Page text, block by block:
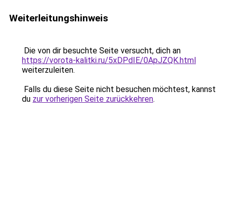
Weiterleitungshinweis
Die von dir besuchte Seite versucht, dich an
https://vorota-kalitki.ru/5xDPdIE/0ApJZQK.html
weiterzuleiten.
Falls du diese Seite nicht besuchen möchtest, kannst
du zur vorherigen Seite zurückkehren.